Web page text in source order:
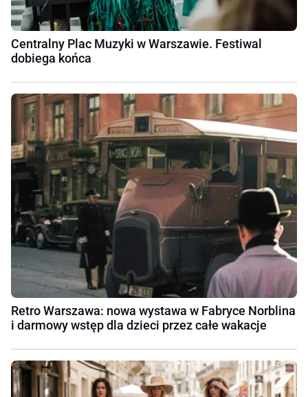
Centralny Plac Muzyki w Warszawie. Festiwal
dobiega końca
Retro Warszawa: nowa wystawa w Fabryce Norblina
i darmowy wstęp dla dzieci przez całe wakacje